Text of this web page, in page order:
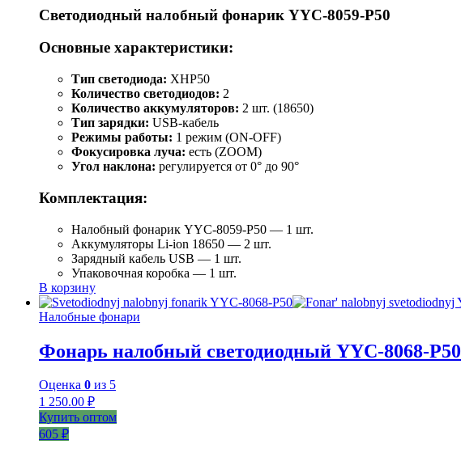
Светодиодный налобный фонарик YYC-8059-P50
Основные характеристики:
Тип светодиода: XHP50
Количество светодиодов: 2
Количество аккумуляторов: 2 шт. (18650)
Тип зарядки: USB-кабель
Режимы работы: 1 режим (ON-OFF)
Фокусировка луча: есть (ZOOM)
Угол наклона: регулируется от 0° до 90°
Комплектация:
Налобный фонарик YYC-8059-P50 — 1 шт.
Аккумуляторы Li-ion 18650 — 2 шт.
Зарядный кабель USB — 1 шт.
Упаковочная коробка — 1 шт.
В корзину
Налобные фонари
Фонарь налобный светодиодный YYC-8068-P50
Оценка 0 из 5
1 250.00 ₽
Купить оптом
605 ₽